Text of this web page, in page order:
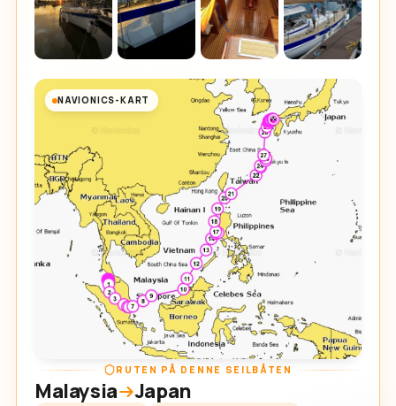
NAVIONICS-KART
RUTEN PÅ DENNE SEILBÅTEN
Malaysia Japan